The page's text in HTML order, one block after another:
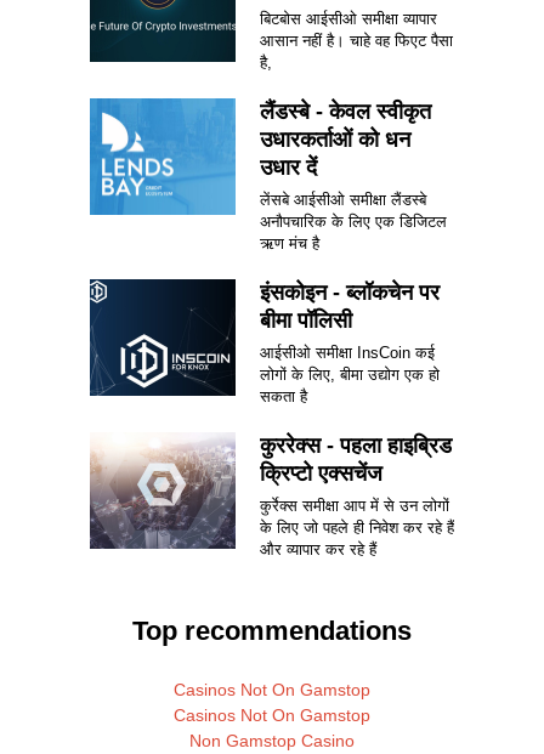
बिटबोस आईसीओ समीक्षा व्यापार
आसान नहीं है। चाहे वह फिएट पैसा
है,
लैंडस्बे - केवल स्वीकृत
उधारकर्ताओं को धन
उधार दें
लेंसबे आईसीओ समीक्षा लैंडस्बे
अनौपचारिक के लिए एक डिजिटल
ऋण मंच है
इंसकोइन - ब्लॉकचेन पर
बीमा पॉलिसी
आईसीओ समीक्षा InsCoin कई
लोगों के लिए, बीमा उद्योग एक हो
सकता है
कुररेक्स - पहला हाइब्रिड
क्रिप्टो एक्सचेंज
कुर्रेक्स समीक्षा आप में से उन लोगों
के लिए जो पहले ही निवेश कर रहे हैं
और व्यापार कर रहे हैं
Top recommendations
Casinos Not On Gamstop
Casinos Not On Gamstop
Non Gamstop Casino